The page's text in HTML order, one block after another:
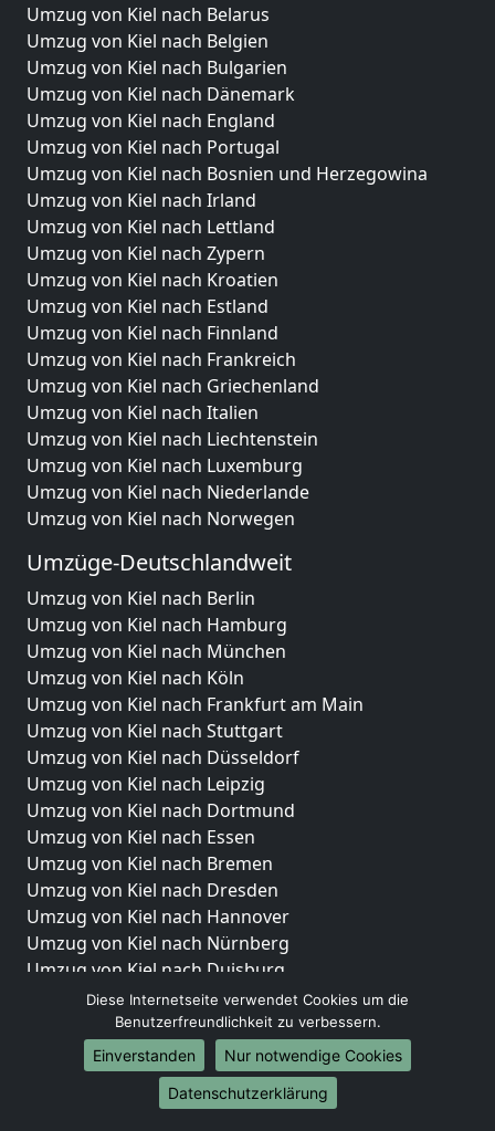
Umzug von Kiel nach Belarus
Umzug von Kiel nach Belgien
Umzug von Kiel nach Bulgarien
Umzug von Kiel nach Dänemark
Umzug von Kiel nach England
Umzug von Kiel nach Portugal
Umzug von Kiel nach Bosnien und Herzegowina
Umzug von Kiel nach Irland
Umzug von Kiel nach Lettland
Umzug von Kiel nach Zypern
Umzug von Kiel nach Kroatien
Umzug von Kiel nach Estland
Umzug von Kiel nach Finnland
Umzug von Kiel nach Frankreich
Umzug von Kiel nach Griechenland
Umzug von Kiel nach Italien
Umzug von Kiel nach Liechtenstein
Umzug von Kiel nach Luxemburg
Umzug von Kiel nach Niederlande
Umzug von Kiel nach Norwegen
Umzüge-Deutschlandweit
Umzug von Kiel nach Berlin
Umzug von Kiel nach Hamburg
Umzug von Kiel nach München
Umzug von Kiel nach Köln
Umzug von Kiel nach Frankfurt am Main
Umzug von Kiel nach Stuttgart
Umzug von Kiel nach Düsseldorf
Umzug von Kiel nach Leipzig
Umzug von Kiel nach Dortmund
Umzug von Kiel nach Essen
Umzug von Kiel nach Bremen
Umzug von Kiel nach Dresden
Umzug von Kiel nach Hannover
Umzug von Kiel nach Nürnberg
Umzug von Kiel nach Duisburg
Umzug von Kiel nach Bochum
Umzug von Kiel nach Wuppertal
Umzug von Kiel nach Bielefeld
Umzug von Kiel nach Bonn
Umzug von Kiel nach Münster
Diese Internetseite verwendet Cookies um die
Benutzerfreundlichkeit zu verbessern.
Einverstanden
Nur notwendige Cookies
Datenschutzerklärung